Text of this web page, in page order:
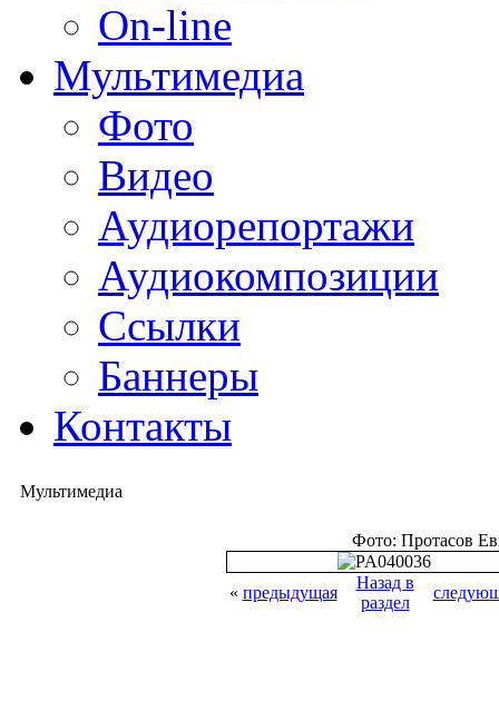
On-line
Мультимедиа
Фото
Видео
Аудиорепортажи
Аудиокомпозиции
Ссылки
Баннеры
Контакты
Мультимедиа
Фото: Протасов
« предыдущая
Назад в
раздел